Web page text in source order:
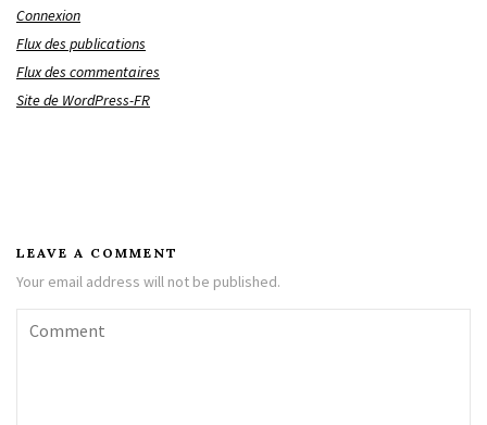
Connexion
Flux des publications
Flux des commentaires
Site de WordPress-FR
LEAVE A COMMENT
Your email address will not be published.